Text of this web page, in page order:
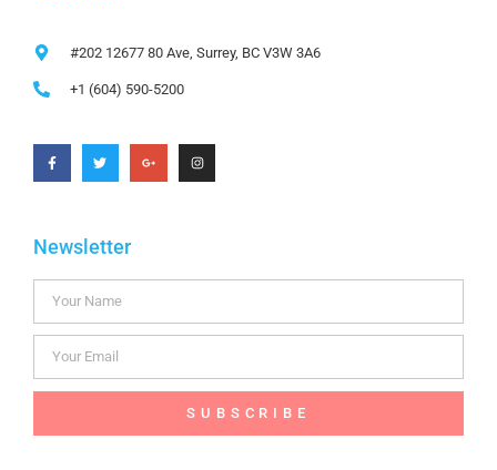
#202 12677 80 Ave, Surrey, BC V3W 3A6
+1 (604) 590-5200
Newsletter
SUBSCRIBE